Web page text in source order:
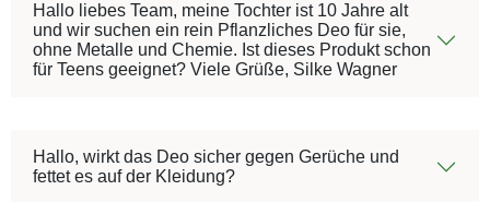
Hallo liebes Team, meine Tochter ist 10 Jahre alt
und wir suchen ein rein Pflanzliches Deo für sie,
ohne Metalle und Chemie. Ist dieses Produkt schon
für Teens geeignet? Viele Grüße, Silke Wagner
Hallo, wirkt das Deo sicher gegen Gerüche und
fettet es auf der Kleidung?